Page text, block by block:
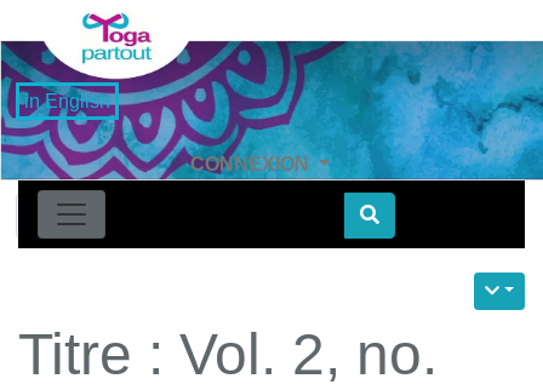
in English
CONNEXION
Find
Titre : Vol. 2, no.